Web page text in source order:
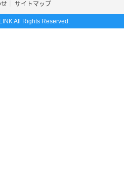
サイトマップ
All Rights Reserved.